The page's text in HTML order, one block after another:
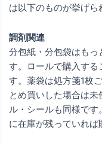
は以下のものが挙げら
調剤関連
分包紙・分包袋はも
す。ロールで購入す
す。薬袋は処方箋1枚
とめ買いした場合は
ル・シールも同様で
に在庫が残っていれば